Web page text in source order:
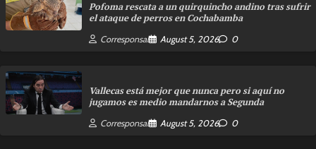
Pofoma rescata a un quirquincho andino tras sufrir
el ataque de perros en Cochabamba
Corresponsal August 5, 2026 0
Vallecas está mejor que nunca pero si aquí no
jugamos es medio mandarnos a Segunda
Corresponsal August 5, 2026 0